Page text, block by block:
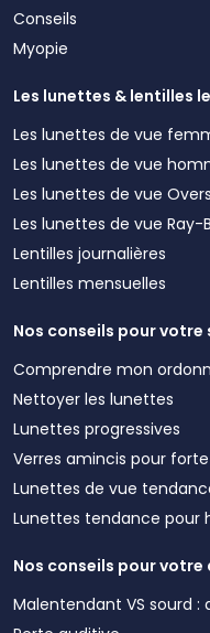
Conseils
Myopie
Les lunettes & lentilles
Les lunettes de vue
Les lunettes de vue
Les lunettes de vue
Les lunettes de vue Ray-
Lentilles journalières
Lentilles mensuelles
Nos conseils pour
Comprendre mon
Nettoyer les lunettes
Lunettes progressives
Verres amincis pour
Lunettes de vue
Lunettes tendance pour
Nos conseils pour
Malentendant VS sourd :